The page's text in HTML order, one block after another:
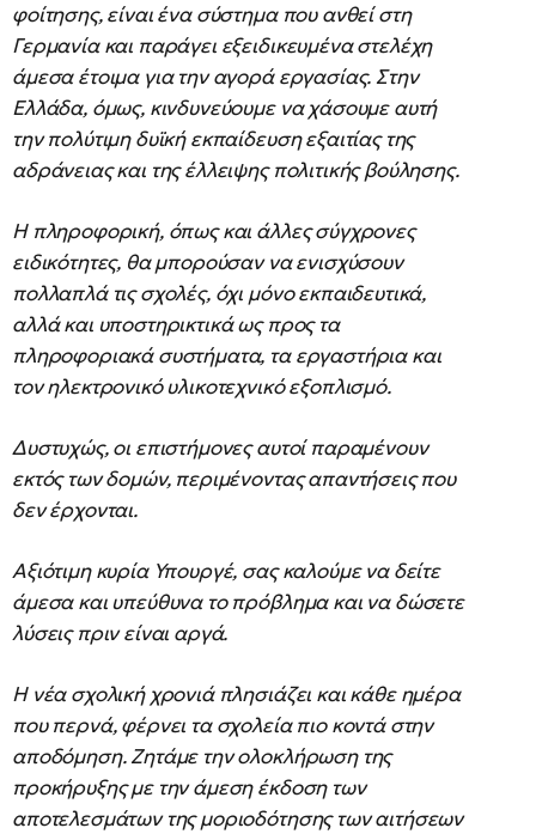
φοίτησης, είναι ένα σύστημα που ανθεί στη
Γερμανία και παράγει εξειδικευμένα στελέχη
άμεσα έτοιμα για την αγορά εργασίας. Στην
Ελλάδα, όμως, κινδυνεύουμε να χάσουμε αυτή
την πολύτιμη δυϊκή εκπαίδευση εξαιτίας της
αδράνειας και της έλλειψης πολιτικής βούλησης.
Η πληροφορική, όπως και άλλες σύγχρονες
ειδικότητες, θα μπορούσαν να ενισχύσουν
πολλαπλά τις σχολές, όχι μόνο εκπαιδευτικά,
αλλά και υποστηρικτικά ως προς τα
πληροφοριακά συστήματα, τα εργαστήρια και
τον ηλεκτρονικό υλικοτεχνικό εξοπλισμό.
Δυστυχώς, οι επιστήμονες αυτοί παραμένουν
εκτός των δομών, περιμένοντας απαντήσεις που
δεν έρχονται.
Αξιότιμη κυρία Υπουργέ, σας καλούμε να δείτε
άμεσα και υπεύθυνα το πρόβλημα και να δώσετε
λύσεις πριν είναι αργά.
Η νέα σχολική χρονιά πλησιάζει και κάθε ημέρα
που περνά, φέρνει τα σχολεία πιο κοντά στην
αποδόμηση. Ζητάμε την ολοκλήρωση της
προκήρυξης με την άμεση έκδοση των
αποτελεσμάτων της μοριοδότησης των αιτήσεων